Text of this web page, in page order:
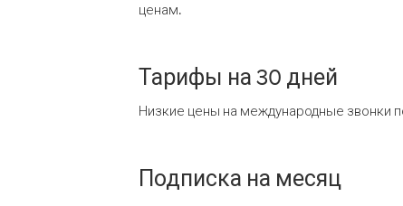
ценам.
Тарифы на 30 дней
Низкие цены на международные звонки
Подписка на месяц